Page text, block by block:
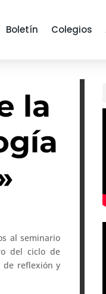
Boletín Colegios
la
al seminario
del ciclo de
de reflexión y